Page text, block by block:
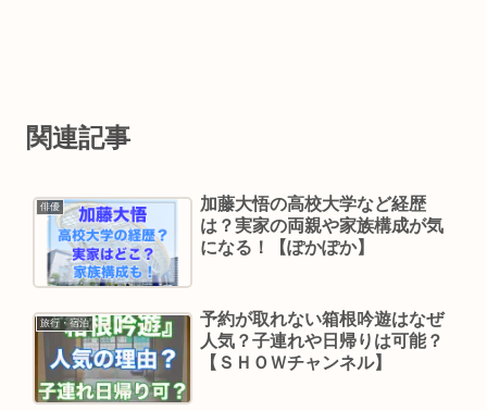
関連記事
俳優
加藤大悟の高校大学など経歴
は？実家の両親や家族構成が気
になる！【ぽかぽか】
旅行・宿泊
予約が取れない箱根吟遊はなぜ
人気？子連れや日帰りは可能？
【ＳＨＯＷチャンネル】